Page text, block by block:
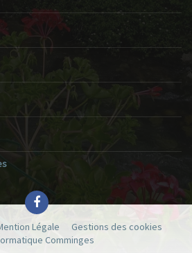
Légale
Gestions des cookies
Comminges